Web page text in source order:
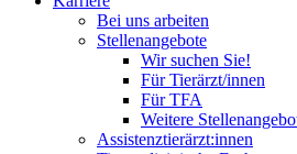
Bei uns arbeiten
Stellenangebote
Wir suchen Sie!
Für Tierärzt/innen
Für TFA
Weitere
Assistenztierärzt:innen